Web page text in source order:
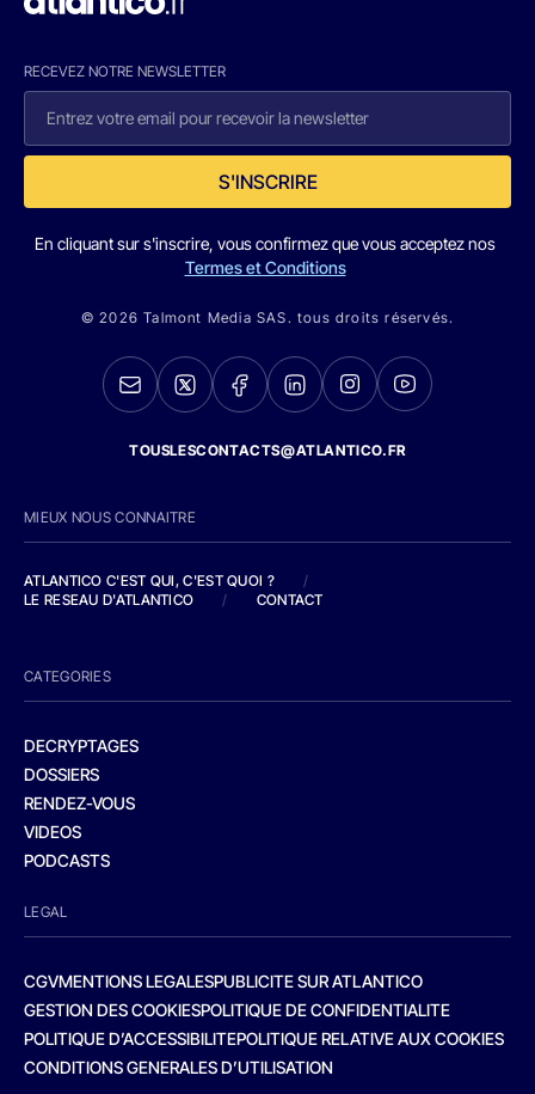
RECEVEZ NOTRE NEWSLETTER
S'INSCRIRE
En cliquant sur s'inscrire, vous confirmez que vous acceptez nos
Termes et Conditions
© 2026 Talmont Media SAS. tous droits réservés.
TOUSLESCONTACTS@ATLANTICO.FR
MIEUX NOUS CONNAITRE
ATLANTICO C'EST QUI, C'EST QUOI ?
/
LE RESEAU D'ATLANTICO
/ CONTACT
CATEGORIES
DECRYPTAGES
DOSSIERS
RENDEZ-VOUS
VIDEOS
PODCASTS
LEGAL
CGVMENTIONS LEGALESPUBLICITE SUR ATLANTICO
GESTION DES COOKIESPOLITIQUE DE CONFIDENTIALITE
POLITIQUE D’ACCESSIBILITEPOLITIQUE RELATIVE AUX COOKIES
CONDITIONS GENERALES D’UTILISATION